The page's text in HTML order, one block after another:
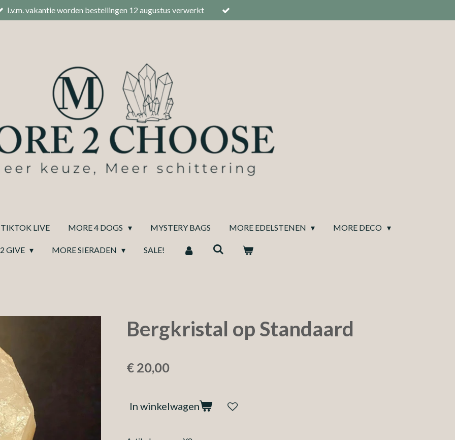
I.v.m. vakantie worden bestellingen 12 augustus verwerkt
LIVE MORE 4 DOGS MYSTERY BAGS MORE EDELSTENEN MORE DECO
GIVE MORE SIERADEN SALE!
Bergkristal op Standaard
€ 20,00
In winkelwagen